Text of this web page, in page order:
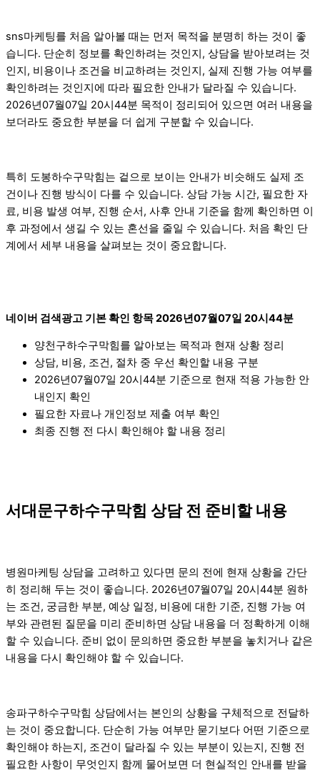
sns마케팅를 처음 알아볼 때는 먼저 목적을 분명히 하는 것이 좋
습니다. 단순히 정보를 확인하려는 것인지, 상담을 받아보려는 것
인지, 비용이나 조건을 비교하려는 것인지, 실제 진행 가능 여부를
확인하려는 것인지에 따라 필요한 안내가 달라질 수 있습니다.
2026년07월07일 20시44분 목적이 정리되어 있으면 여러 내용을
보더라도 중요한 부분을 더 쉽게 구분할 수 있습니다.
특히 도봉하수구막힘는 겉으로 보이는 안내가 비슷해도 실제 조
건이나 진행 방식이 다를 수 있습니다. 상담 가능 시간, 필요한 자
료, 비용 발생 여부, 진행 순서, 사후 안내 기준을 함께 확인하면 이
후 과정에서 생길 수 있는 혼선을 줄일 수 있습니다. 처음 확인 단
계에서 세부 내용을 살펴보는 것이 중요합니다.
네이버 검색광고 기본 확인 항목 2026년07월07일 20시44분
양천구하수구막힘를 알아보는 목적과 현재 상황 정리
상담, 비용, 조건, 절차 중 우선 확인할 내용 구분
2026년07월07일 20시44분 기준으로 현재 적용 가능한 안
내인지 확인
필요한 자료나 개인정보 제출 여부 확인
최종 진행 전 다시 확인해야 할 내용 정리
서대문구하수구막힘 상담 전 준비할 내용
병원마케팅 상담을 고려하고 있다면 문의 전에 현재 상황을 간단
히 정리해 두는 것이 좋습니다. 2026년07월07일 20시44분 원하
는 조건, 궁금한 부분, 예상 일정, 비용에 대한 기준, 진행 가능 여
부와 관련된 질문을 미리 준비하면 상담 내용을 더 정확하게 이해
할 수 있습니다. 준비 없이 문의하면 중요한 부분을 놓치거나 같은
내용을 다시 확인해야 할 수 있습니다.
송파구하수구막힘 상담에서는 본인의 상황을 구체적으로 전달하
는 것이 중요합니다. 단순히 가능 여부만 묻기보다 어떤 기준으로
확인해야 하는지, 조건이 달라질 수 있는 부분이 있는지, 진행 전
필요한 사항이 무엇인지 함께 물어보면 더 현실적인 안내를 받을